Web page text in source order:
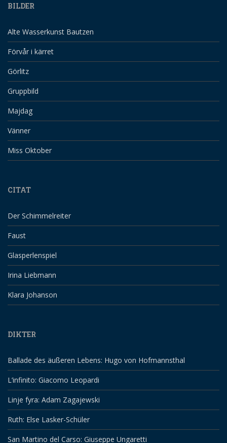
BILDER
Alte Wasserkunst Bautzen
Förvår i kärret
Görlitz
Gruppbild
Majdag
Vänner
Miss Oktober
CITAT
Der Schimmelreiter
Faust
Glasperlenspiel
Irina Liebmann
Klara Johanson
DIKTER
Ballade des äußeren Lebens: Hugo von Hofmannsthal
L’infinito: Giacomo Leopardi
Linje fyra: Adam Zagajewski
Ruth: Else Lasker-Schüler
San Martino del Carso: Giuseppe Ungaretti